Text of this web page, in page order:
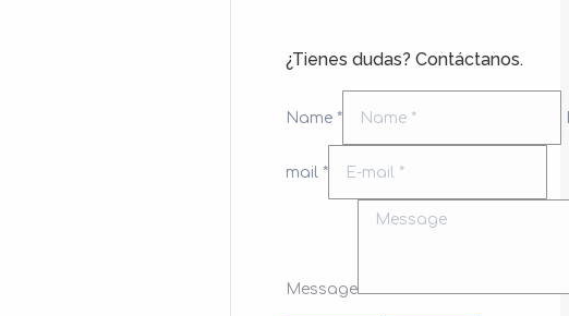
¿Tienes dudas? Contáctanos.
Name *
mail *
Message